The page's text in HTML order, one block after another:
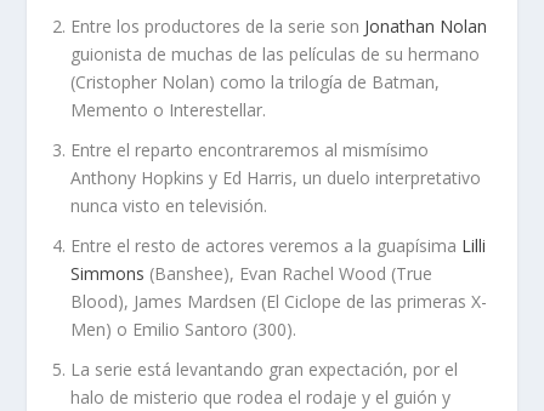
Entre los productores de la serie son Jonathan Nolan
guionista de muchas de las películas de su hermano
(Cristopher Nolan) como la trilogía de Batman,
Memento o Interestellar.
Entre el reparto encontraremos al mismísimo
Anthony Hopkins y Ed Harris, un duelo interpretativo
nunca visto en televisión.
Entre el resto de actores veremos a la guapísima Lilli
Simmons (Banshee), Evan Rachel Wood (True
Blood), James Mardsen (El Ciclope de las primeras X-
Men) o Emilio Santoro (300).
La serie está levantando gran expectación, por el
halo de misterio que rodea el rodaje y el guión y